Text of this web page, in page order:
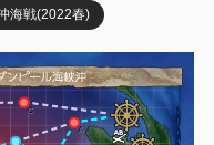
海戦(2022春)